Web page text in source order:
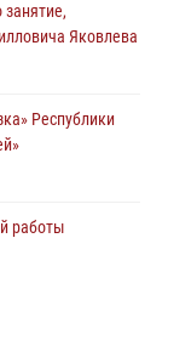
Яковлева
Республики
работы